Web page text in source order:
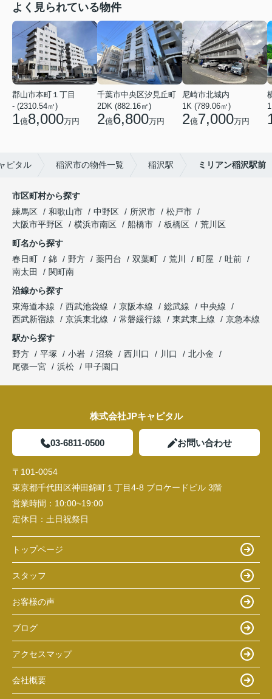
よく見られている物件
郡山市本町１丁目
- (2310.54㎡)
1億8,000万円
千葉市中央区汐見丘町
2DK (882.16㎡)
2億6,800万円
尼崎市北城内
1K (789.06㎡)
2億7,000万円
ピタル 稲沢市の物件一覧 稲沢駅 ミリアン稲沢駅前
市区町村から探す
練馬区
和歌山市 中野区 所沢市
松戸市
大阪市平野区
横浜市南区 船橋市 板橋区
荒川区
町名から探す
春日町
錦 野方 薬円台 双葉町 荒川 町屋
吐前
南太田
関町南
沿線から探す
東海道本線
西武池袋線 京阪本線 総武線
中央線
西武新宿線
京浜東北線 常磐緩行線 東武東上線
京急本線
駅から探す
野方
平塚 小岩 沼袋 西川口 川口
北小金
尾張一宮
浜松 甲子園口
株式会社JPキャピタル
03-6811-0500 お問い合わせ
〒101-0054
東京都千代田区神田錦町１丁目4-8 ブロケードビル 3階
営業時間： 10:00~19:00
定休日： 土日祝祭日
トップページ
スタッフ
お客様の声
ブログ
アクセスマップ
会社概要